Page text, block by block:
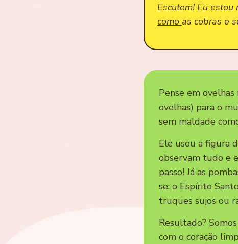
Escutem! Eu estou
como as cobras e
Pense em
ovelhas) para o
sem maldade
Ele usou a figura
observam tudo e
passo! Já as
se: o Espírito
truques sujos ou
Resultado?
com o coração